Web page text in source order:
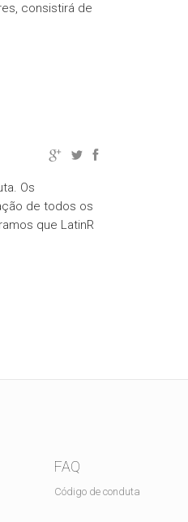
consistirá de
Os
de todos os
que LatinR
FAQ
Código de conduta